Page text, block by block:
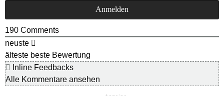
190 Comments
neuste
älteste beste Bewertung
Inline Feedbacks
Alle Kommentare ansehen